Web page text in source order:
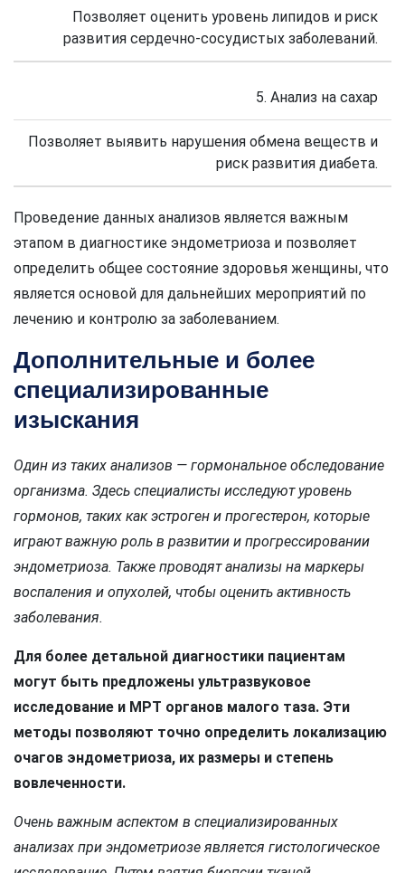
Позволяет оценить уровень липидов и риск
развития сердечно-сосудистых заболеваний.
5. Анализ на сахар
Позволяет выявить нарушения обмена веществ и
риск развития диабета.
Проведение данных анализов является важным
этапом в диагностике эндометриоза и позволяет
определить общее состояние здоровья женщины, что
является основой для дальнейших мероприятий по
лечению и контролю за заболеванием.
Дополнительные и более
специализированные
изыскания
Один из таких анализов — гормональное обследование
организма. Здесь специалисты исследуют уровень
гормонов, таких как эстроген и прогестерон, которые
играют важную роль в развитии и прогрессировании
эндометриоза. Также проводят анализы на маркеры
воспаления и опухолей, чтобы оценить активность
заболевания.
Для более детальной диагностики пациентам
могут быть предложены ультразвуковое
исследование и МРТ органов малого таза. Эти
методы позволяют точно определить локализацию
очагов эндометриоза, их размеры и степень
вовлеченности.
Очень важным аспектом в специализированных
анализах при эндометриозе является гистологическое